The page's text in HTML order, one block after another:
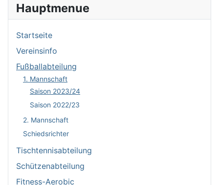
Hauptmenue
Startseite
Vereinsinfo
Fußballabteilung
1. Mannschaft
Saison 2023/24
Saison 2022/23
2. Mannschaft
Schiedsrichter
Tischtennisabteilung
Schützenabteilung
Fitness-Aerobic